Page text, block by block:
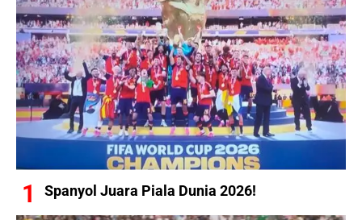
Spanyol Juara Piala Dunia 2026!